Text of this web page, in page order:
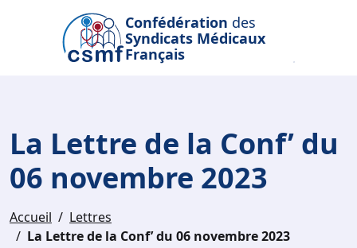
Passer au contenu principal
Confédération des
Syndicats Médicaux
Français
La Lettre de la Conf’ du
06 novembre 2023
Accueil
Lettres
La Lettre de la Conf’ du 06 novembre 2023